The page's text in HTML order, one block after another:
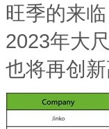
旺季的来
2023年大
也将再创新